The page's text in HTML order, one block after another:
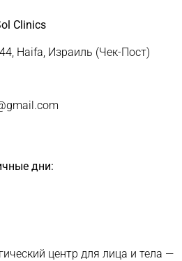
Clinics
Haifa, Израиль (Чек-Пост)
дни:
центр для лица и тела —